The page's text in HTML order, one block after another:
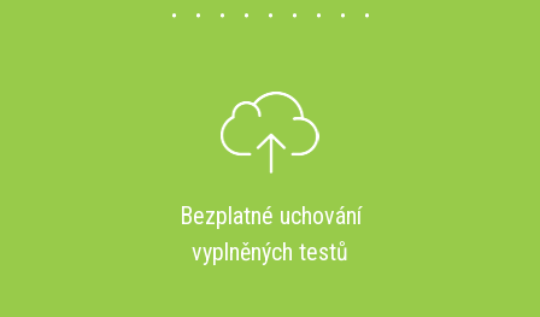
Bezplatné uchování
vyplněných testů